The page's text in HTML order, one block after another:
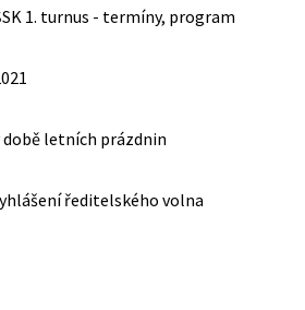
1. turnus - termíny, program
době letních prázdnin
ředitelského volna